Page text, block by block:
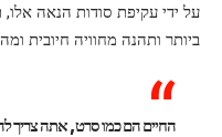
על ידי עקיפת סודות הנאה
ביותר ותהנה מחוויה חיובית
החיים הם כמו סרט, אתה צריך